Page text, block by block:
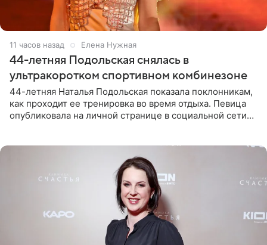
11 часов назад Елена Нужная
44-летняя Подольская снялась в
ультракоротком спортивном комбинезоне
44-летняя Наталья Подольская показала поклонникам,
как проходит ее тренировка во время отдыха. Певица
опубликовала на личной странице в социальной сети